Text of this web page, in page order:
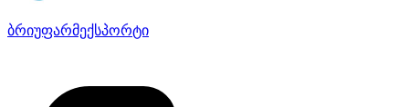
ბრიუფარმექსპორტი